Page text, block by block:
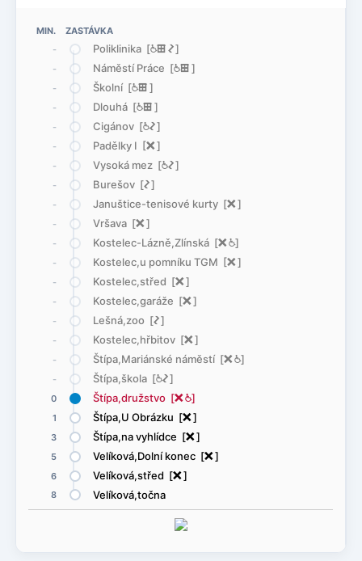
MIN. ZASTÁVKA
-
Poliklinika [@æó]
- Náměstí Práce [@æ]
- Školní [@æ]
- Dlouhá [@æ]
- Cigánov [@ó]
- Padělky I [ë]
- Vysoká mez [@ó]
- Burešov [ó]
- Januštice-tenisové kurty [ë]
- Vršava [ë]
- Kostelec-Lázně,Zlínská [ë@]
- Kostelec,u pomníku TGM [ë]
- Kostelec,střed [ë]
- Kostelec,garáže [ë]
- Lešná,zoo [ó]
- Kostelec,hřbitov [ë]
- Štípa,Mariánské náměstí [ë@]
- Štípa,škola [@ó]
0 Štípa,družstvo [ë@]
1 Štípa,U Obrázku [ë]
3 Štípa,na vyhlídce [ë]
5 Velíková,Dolní konec [ë]
6 Velíková,střed [ë]
8 Velíková,točna